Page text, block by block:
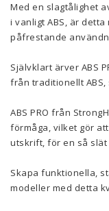
Med en slagtålighet
i vanligt ABS, är
påfrestande
Självklart ärver ABS
från traditionellt
ABS PRO från
förmåga, vilket gör
utskrift, för en så slät
Skapa funktionella,
modeller med detta